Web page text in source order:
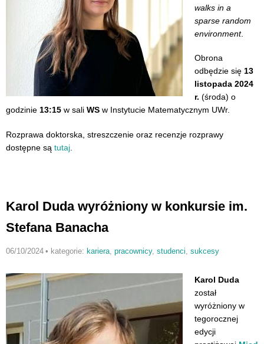
walks in a
sparse random
environment.
Obrona
odbędzie się 13
listopada 2024
r. (środa) o
godzinie 13:15 w sali WS w Instytucie Matematycznym UWr.
Rozprawa doktorska, streszczenie oraz recenzje rozprawy
dostępne są tutaj
Karol Duda wyróżniony w konkursie im.
Stefana Banacha
06/10/2024 • kategorie: kariera, pracownicy, studenci, sukcesy
Karol Duda
został
wyróżniony w
tegorocznej
edycji